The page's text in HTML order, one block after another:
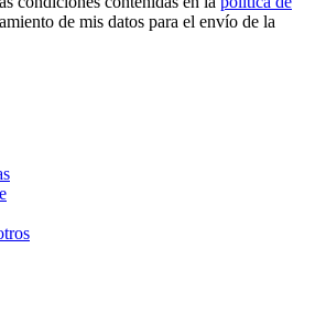
de mis datos para el envío de la